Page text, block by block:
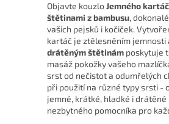
Objavte kouzloJemného
štětinami z bambusu,
vašich pejsků i kočiček.
kartáč je ztělesněním jemnosti
drátěným štětinámposkytuje
masáž pokožky vašeho
srst od nečistot a odumřelých
při použití na různé typy srsti -
jemné, krátké, hladké i
nezbytného pomocníka pro